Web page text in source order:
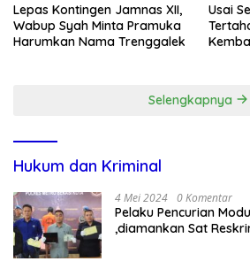
Lepas Kontingen Jamnas XII,
Wabup Syah Minta Pramuka
Harumkan Nama Trenggalek
Usai
Selengkapnya
Hukum dan Kriminal
4 Mei 2024 0 Komentar
Pelaku Pencurian
,diamankan Sat